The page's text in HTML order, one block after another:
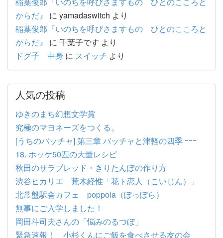
からだ』
に yamadaswitch より
稲葉俊郎『いのちを呼びさますもの ひとのこころと
からだ』
に 千葉子です より
ドグ子 中身 に スイッチ より
人気の投稿
ゆきのまち幻想文学賞
究極のマヨネーズをつくる。
[うちのバッチャ] 第三章 バッチャと津軽の四季 ｰｰｰ
18. ホッケ50匹の大量レシピ
秋田のサラブレッド・きりたんぽの作り方
渋谷ヒカリエ 荒木経惟「花ト恋人（こいじん）」
北常盤駅舎カフェ poppola（ぽっぽら）
無事にご入学しました！
岡田斗司夫さんの「悩みのるつぼ」
緊急速報！ 小杉くんにご飯を食べさせる友の会